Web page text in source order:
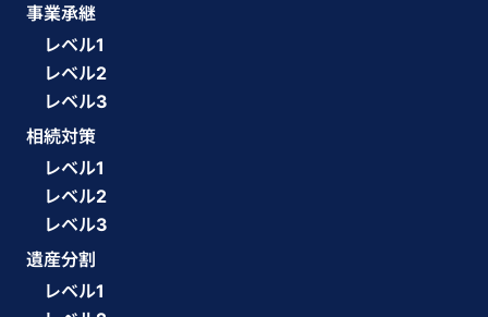
事業承継
レベル1
レベル2
レベル3
相続対策
レベル1
レベル2
レベル3
遺産分割
レベル1